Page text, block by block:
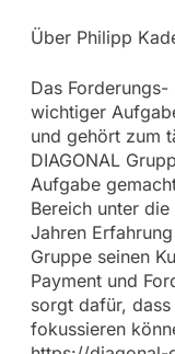
Über Philipp
Das
wichtiger
und gehört zum
DIAGONAL
Aufgabe
Bereich unter
Jahren
Gruppe seinen
Payment und
sorgt dafür,
fokussieren